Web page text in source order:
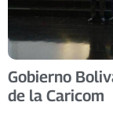
Gobierno
de la Caricom